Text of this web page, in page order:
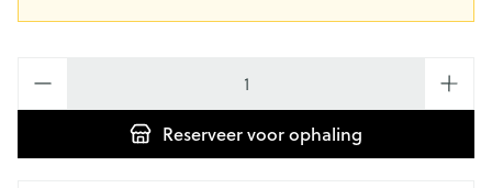
Reserveervoor ophaling